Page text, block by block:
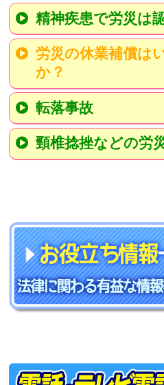
精神疾患で労災は
労災の休業補償は
か？
転落事故
頸椎捻挫などの労